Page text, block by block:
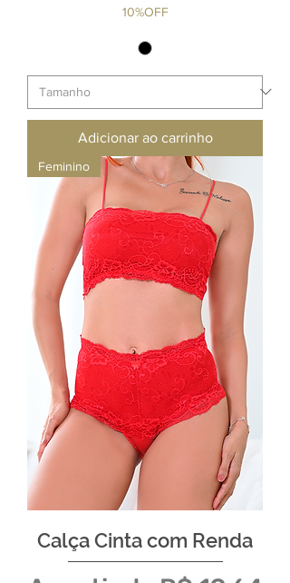
10%OFF
Adicionar ao carrinho
Feminino
Calça Cinta com Renda